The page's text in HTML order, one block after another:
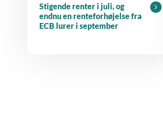
Stigende renter i juli, og
endnu en renteforhøjelse fra
ECB lurer i september